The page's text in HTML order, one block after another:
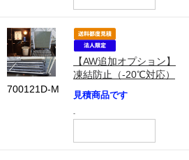
700121D-M
【AW追加オプション】
凍結防止（-20℃対応）
見積商品です
-